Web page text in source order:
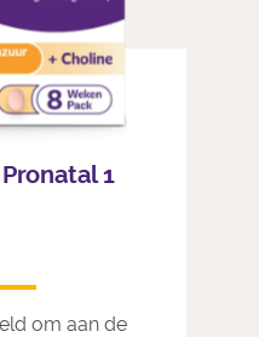
1
om aan de